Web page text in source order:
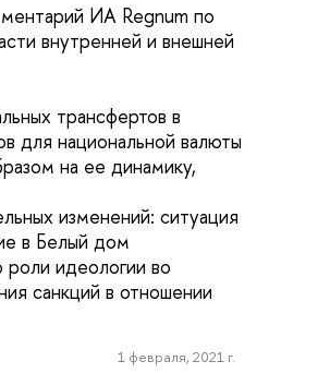
ИА Regnum по
внутренней и внешней
трансфертов в
для национальной валюты
на ее динамику,
изменений: ситуация
в Белый дом
роли идеологии во
санкций в отношении
1 февраля, 2021 г.